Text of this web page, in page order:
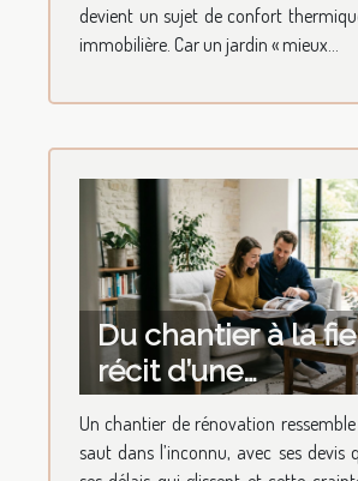
devient un sujet de confort
immobilière. Car un jardin « mieux...
Du chantier à la
récit d’une
transformation de
maison réussie
Un chantier de rénovation
saut dans l’inconnu, avec ses devis